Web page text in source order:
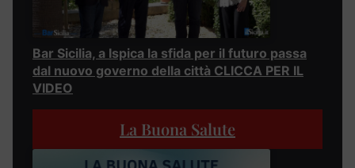
Bar Sicilia, a Ispica la sfida per il futuro passa
dal nuovo governo della città CLICCA PER IL
VIDEO
La Buona Salute